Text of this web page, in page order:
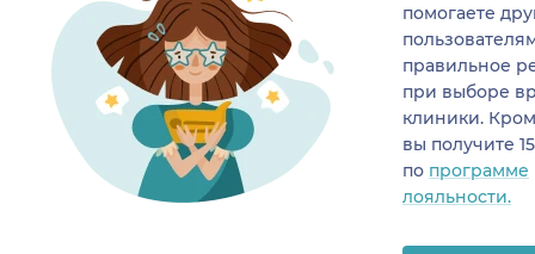
помогаете
правильное
при выборе
клиники.
вы получите
по программе
лояльности.